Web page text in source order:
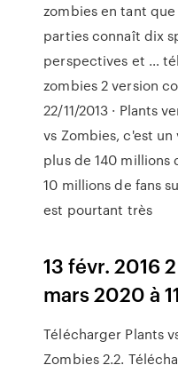
zombies en tant
parties connaît dix
perspectives et …
zombies 2 version
22/11/2013 · Plants
vs Zombies, c'est
plus de 140 millions
10 millions de fans
est pourtant très
13 févr. 2016
mars 2020 à
Télécharger Plants
Zombies 2.2.